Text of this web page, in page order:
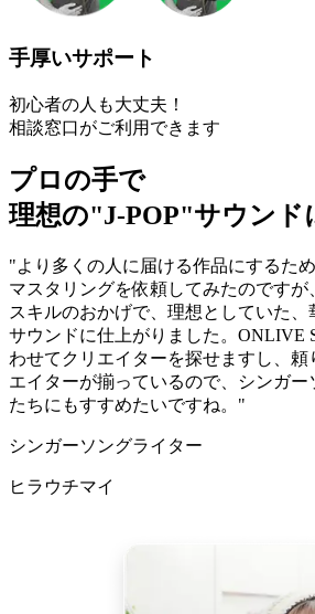
手厚いサポート
初心者の人も大丈夫！
相談窓口がご利用できます
プロの手で
理想の"J-POP"サウンド
"より多くの人に届ける作品にするた
マスタリングを依頼してみたのです
スキルのおかげで、理想としていた、
サウンドに仕上がりました。ONLIVE
わせてクリエイターを探せますし、頼
エイターが揃っているので、シンガー
たちにもすすめたいですね。"
シンガーソングライター
ヒラウチマイ